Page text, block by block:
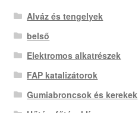
Alváz és tengelyek
belső
Elektromos alkatrészek
FAP katalizátorok
Gumiabroncsok és kerekek